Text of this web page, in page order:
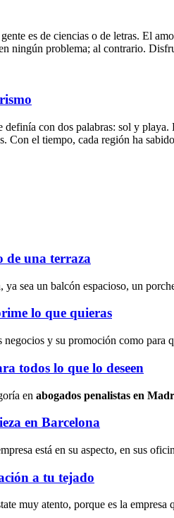
es de ciencias o de letras. El
ningún problema; al contrario.
con dos palabras: sol y
Con el tiempo, cada región ha
de una terraza
ya sea un balcón espacioso, un
lo que quieras
negocios y su promoción como
todos lo que lo deseen
en abogados penalistas en
en Barcelona
está en su aspecto, en sus
a tu tejado
muy atento, porque es la